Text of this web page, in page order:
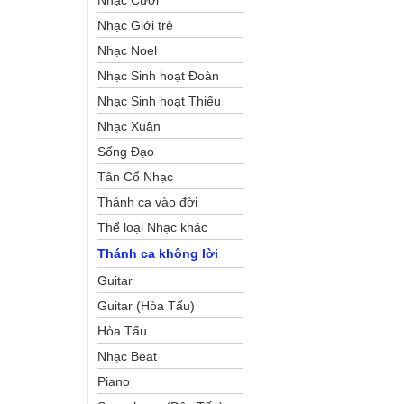
Nhạc Giới trẻ
Nhạc Noel
Nhạc Sinh hoạt Đoàn
Thể Công Giáo
Nhạc Sinh hoạt Thiếu
Nhi
Nhạc Xuân
Sống Đạo
Tân Cổ Nhạc
Thánh ca vào đời
Thể loại Nhạc khác
Thánh ca không lời
Guitar
Guitar (Hòa Tấu)
Hòa Tấu
Nhạc Beat
Piano